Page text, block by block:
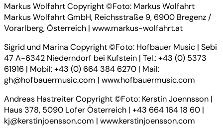
Markus Wolfahrt Copyright ©Foto: Markus Wolfahrt
Markus Wolfahrt GmbH, Reichsstraße 9, 6900 Bregenz /
Vorarlberg, Österreich | www.markus-wolfahrt.at
Sigrid und Marina Copyright ©Foto: Hofbauer Music | Sebi
47 A-6342 Niederndorf bei Kufstein | Tel.: +43 (0) 5373
61916 | Mobil: +43 (0) 664 384 6270 | Mail:
gh@hofbauermusic.com | www.hofbauermusic.com
Andreas Hastreiter Copyright ©Foto: Kerstin Joennsson |
Haus 378, 5090 Lofer Österreich | +43 664 164 18 60 |
kj@kerstinjoensson.com | www.kerstinjoensson.com